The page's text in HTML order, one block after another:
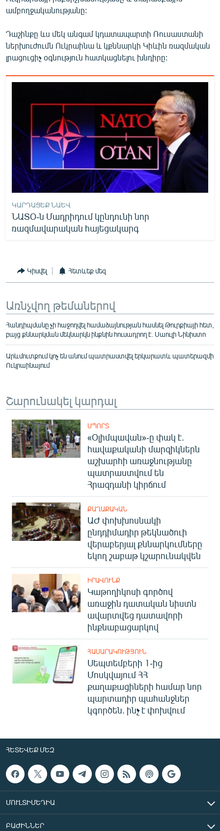
ՀԵՏԵՎԵՔ ՄԵԶ
ամբողջականությանը:
Դաշինքը ևս մեկ անգամ կդատապարտի Ռուսաստանի
ներխուժումն Ուկրաինա և կքննարկի Կիևին ռազմական
լրացուցիչ օգնություն հատկացնելու խնդիրը:
ԿԱՐԴԱՑԵՔ ՆԱԵՎ
ՆԱՏՕ-ն Մադրիդում կընդունի նոր
ռազմավարական հայեցակարգ
Կիսվել Հետևեք մեզ
Առնչվող թեմաներով
Հանդիպմանը չի հաջողվել համաձայնության հասնել Թուրքիայի հետ,
բայց քննարկման մեկնարկն ինքնին հուսադրող է. Սաուլի Նինիստո
Արևմուտքում կոչ են անում պատրաստվել երկարատև պատերազմի
Ուկրաինայում
Շարունակել կարդալ
ՍՊՈՐՏ
«Օլիմպավան»-ը փակ է.
հավաքականի մարզիկներն
աշխարհի առաջնությանը
պատրաստվում են
Հրազդանի կիրճում
ՔԱՂԱՔԱԿԱՆ
ԱԺ փոխխոսնակի
ընդդիմադիր թեկնածուի
վերաբերյալ քննարկումները
եկող շաբաթ կշարունակվեն
ԻՐԱՎՈՒՆՔ
Կաթողիկոսի գործով
առաջին դատական նիստն
ավարտվեց դատավորի
ինքնաբացարկով
ՀԱՍԱՐԱԿՈՒԹՅՈՒՆ
Սեպտեմբերի 1-ից
Մոսկվայում ՀՀ
քաղաքացիների համար նոր
պարտադիր պահանջներ
կգործեն. ինչ է փոխվում
ՀԵՏԵՎԵՔ ՄԵԶ
ՄՈՒԼՏԻՄԵԴԻԱ
ԲԱԺԻՆՆԵՐ